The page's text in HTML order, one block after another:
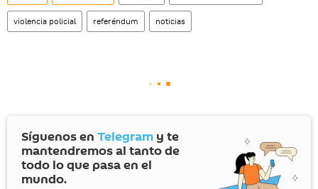
violencia policial referéndum noticias
Síguenos en Telegram y te
mantendremos al tanto de
todo lo que pasa en el
mundo.